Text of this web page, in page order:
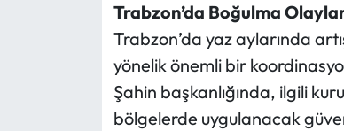
Trabzon’da Boğulma
Trabzon’da yaz aylarında
yönelik önemli bir
Şahin başkanlığında, ilgili
bölgelerde uygulanacak